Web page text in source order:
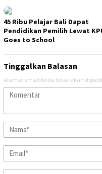
45 Ribu Pelajar Bali Dapat
Pendidikan Pemilih Lewat
Goes to School
Tinggalkan Balasan
Alamat email Anda tidak akan